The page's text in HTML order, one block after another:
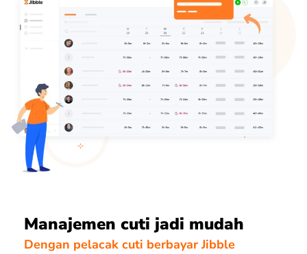
Manajemen cuti jadi mudah
Dengan pelacak cuti berbayar Jibble